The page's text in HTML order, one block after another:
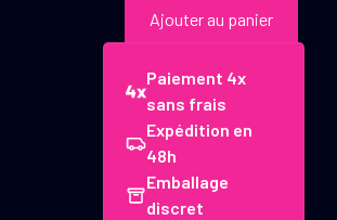
Vector
Optics
Rapide
Grossissement
Continental
Ajouter au panier
Paiement 4x
sans frais
Expédition en
48h
Emballage
discret